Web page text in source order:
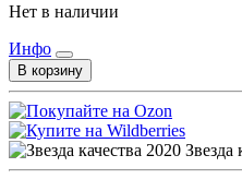
Нет в наличии
Инфо
В корзину
Звезда